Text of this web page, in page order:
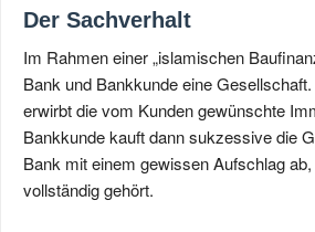
Der Sachverhalt
Im Rahmen einer „islamischen
Bank und Bankkunde eine
erwirbt die vom Kunden gewünschte
Bankkunde kauft dann sukzessive die
Bank mit einem gewissen Aufschlag
vollständig gehört.